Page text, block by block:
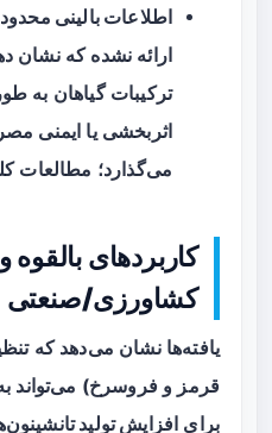
اطلاعات بالینی
ارائه نشده که نشان
ترکیبات گیاهان به
اثربخشی یا ایمنی
می‌گذارد؛ مطالعات
کاربردهای بالقوه
کشاورزی/صنعتی
یافته‌ها نشان می‌دهد که
قرمز و فروسرخ) می‌تواند
برای افزایش تولید